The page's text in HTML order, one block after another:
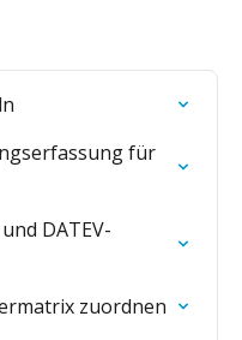
für
DATEV-
zuordnen